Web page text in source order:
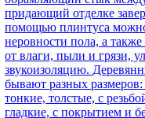
придающий отделке
помощью плинтуса
неровности пола, а
от влаги, пыли и грязи,
звукоизоляцию.
бывают разных
тонкие, толстые, с
гладкие, с покрытием и